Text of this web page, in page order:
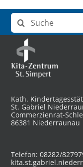
Suche
nach:
Kath.
St. Gabriel
Commerzienrat-
86381 Niederraunau
Telefon: 08282/